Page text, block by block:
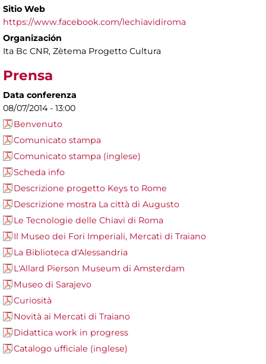
Sitio Web
https://www.facebook.com/lechiavidiroma
Organización
Ita Bc CNR, Zètema Progetto Cultura
Prensa
Data conferenza
08/07/2014 - 13:00
Benvenuto
Comunicato stampa
Comunicato stampa (inglese)
Scheda info
Descrizione progetto Keys to Rome
Descrizione mostra La città di Augusto
Le Tecnologie delle Chiavi di Roma
Il Museo dei Fori Imperiali, Mercati di Traiano
La Biblioteca d'Alessandria
L'Allard Pierson Museum di Amsterdam
Museo di Sarajevo
Curiosità
Novità ai Mercati di Traiano
Didattica work in progress
Catalogo ufficiale (inglese)